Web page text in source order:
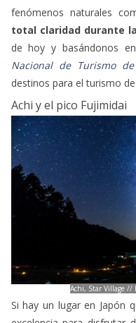
total claridad durante
de hoy y basándonos en
Nacional de Turismo
destinos para el turismo
Achi y el pico Fujimidai
Si hay un lugar en Japón